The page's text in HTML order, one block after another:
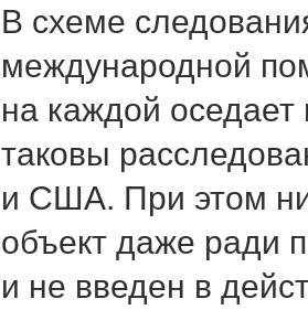
В схеме
международной
на каждой
таковы
и США. При этом
объект даже ради
и не введен в